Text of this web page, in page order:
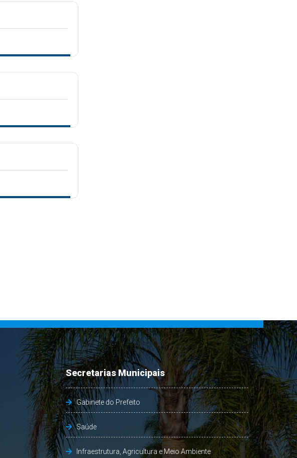
Secretarias Municipais
Gabinete do Prefeito
Saúde
Infraestrutura, Agricultura e Meio Ambiente